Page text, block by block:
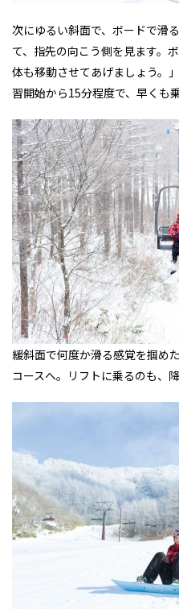
次にゆるい斜面で、ボードで滑
て、指先の向こう側を見ます。
体も移動させてあげましょう。
習開始から15分程度で、早くも
緩斜面で何度か滑る感覚を掴め
コースへ。リフトに乗るのも、